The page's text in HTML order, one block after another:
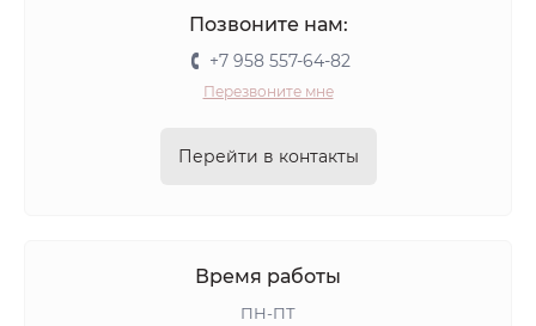
Позвоните нам:
+7 958 557-64-82
Перезвоните мне
Перейти в контакты
Время работы
ПН-ПТ